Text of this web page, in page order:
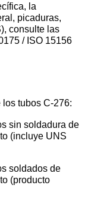
la
picaduras,
consulte las
/ ISO 15156
tubos C-276:
sin soldadura de
(incluye UNS
soldados de
(producto